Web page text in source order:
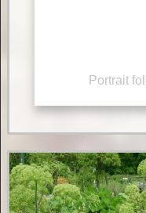
Portrait